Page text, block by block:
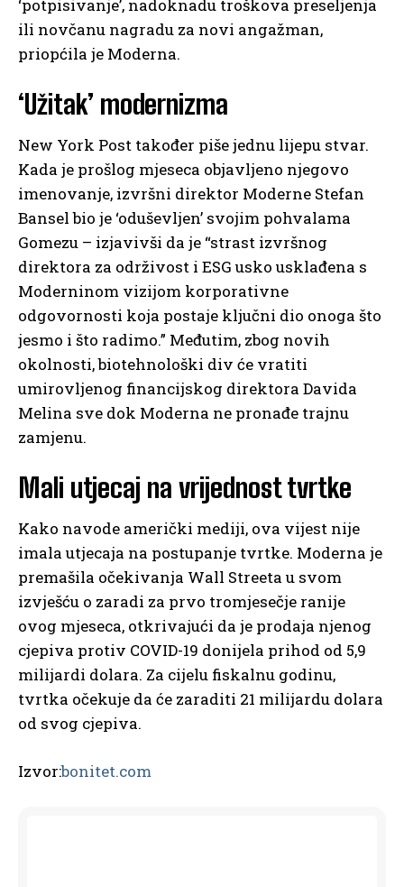
‘potpisivanje’, nadoknadu troškova preseljenja
ili novčanu nagradu za novi angažman,
priopćila je Moderna.
‘Užitak’ modernizma
New York Post također piše jednu lijepu stvar.
Kada je prošlog mjeseca objavljeno njegovo
imenovanje, izvršni direktor Moderne Stefan
Bansel bio je ‘oduševljen’ svojim pohvalama
Gomezu – izjavivši da je “strast izvršnog
direktora za održivost i ESG usko usklađena s
Moderninom vizijom korporativne
odgovornosti koja postaje ključni dio onoga što
jesmo i što radimo.” Međutim, zbog novih
okolnosti, biotehnološki div će vratiti
umirovljenog financijskog direktora Davida
Melina sve dok Moderna ne pronađe trajnu
zamjenu.
Mali utjecaj na vrijednost tvrtke
Kako navode američki mediji, ova vijest nije
imala utjecaja na postupanje tvrtke. Moderna je
premašila očekivanja Wall Streeta u svom
izvješću o zaradi za prvo tromjesečje ranije
ovog mjeseca, otkrivajući da je prodaja njenog
cjepiva protiv COVID-19 donijela prihod od 5,9
milijardi dolara. Za cijelu fiskalnu godinu,
tvrtka očekuje da će zaraditi 21 milijardu dolara
od svog cjepiva.
Izvor:bonitet.com